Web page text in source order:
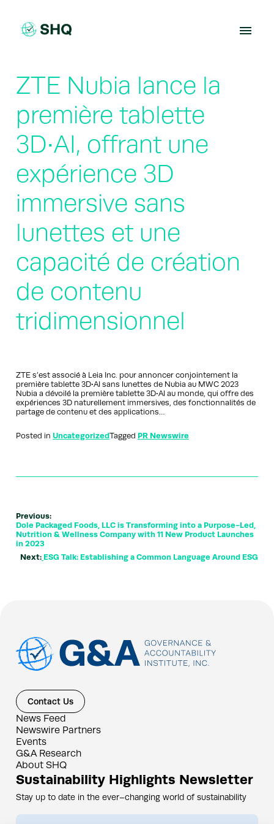
content
ZTE Nubia lance la
première tablette
3D•AI, offrant une
expérience 3D
immersive sans
lunettes et une
capacité de création
de contenu
tridimensionnel
ZTE s’est associé à Leia Inc. pour annoncer conjointement la
première tablette 3D•AI sans lunettes de Nubia au MWC 2023
Nubia a dévoilé la première tablette 3D•AI au monde, qui offre des
expériences 3D naturellement immersives, des fonctionnalités de
partage de contenu et des applications…
Posted in UncategorizedTagged PR Newswire
Previous:
Dole Packaged Foods, LLC is Transforming into a Purpose-Led,
Nutrition & Wellness Company with 11 New Product Launches
in 2023
Next: ESG Talk: Establishing a Common Language Around ESG
Contact Us
News Feed
Newswire Partners
Events
G&A Research
About SHQ
Sustainability Highlights Newsletter
Stay up to date in the ever–changing world of sustainability